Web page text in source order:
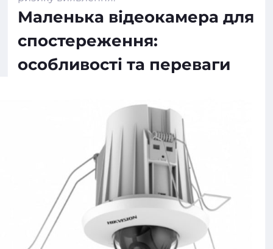
Маленька відеокамера для
спостереження:
особливості та переваги